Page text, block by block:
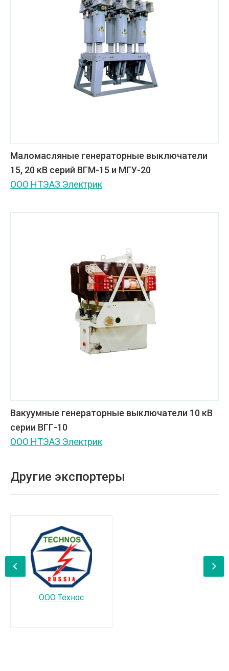
Маломасляные генераторные выключатели
15, 20 кВ серий ВГМ-15 и МГУ-20
ООО НТЭАЗ Электрик
Вакуумные генераторные выключатели 10 кВ
серии ВГГ-10
ООО НТЭАЗ Электрик
Другие экспортеры
ООО Технос